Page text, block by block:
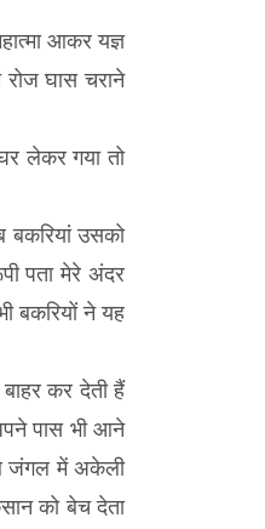
आकर यज्ञ
घास चराने
लेकर गया तो
उसको
पता मेरे अंदर
बकरियों ने यह
कर देती हैं
पास भी आने
जंगल में अकेली
को बेच देता